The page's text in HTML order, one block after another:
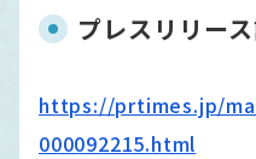
プレスリリー
https://prtimes.jp/
000092215.html